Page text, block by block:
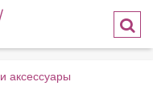
аксессуары